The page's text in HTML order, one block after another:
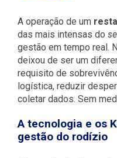
A operação de um
das mais intensas do
gestão em tempo real.
deixou de ser um
requisito de
logística, reduzir
coletar dados. Sem
A tecnologia e os
gestão do rodízio